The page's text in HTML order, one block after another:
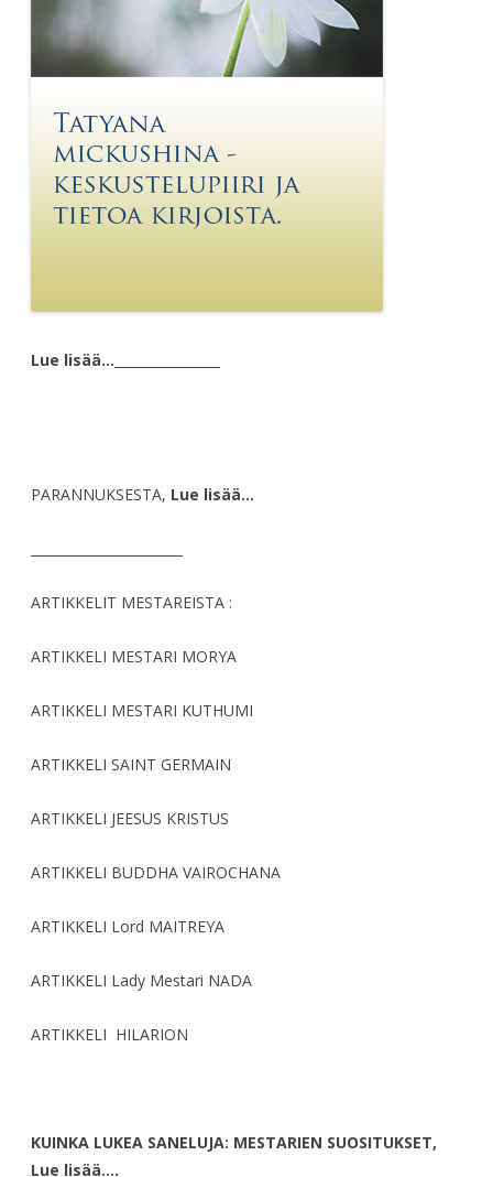
Lue lisää…
PARANNUKSESTA, Lue lisää…
ARTIKKELIT MESTAREISTA :
ARTIKKELI MESTARI MORYA
ARTIKKELI MESTARI KUTHUMI
ARTIKKELI SAINT GERMAIN
ARTIKKELI JEESUS KRISTUS
ARTIKKELI BUDDHA VAIROCHANA
ARTIKKELI Lord MAITREYA
ARTIKKELI Lady Mestari NADA
ARTIKKELI HILARION
KUINKA LUKEA SANELUJA: MESTARIEN SUOSITUKSET,
Lue lisää….